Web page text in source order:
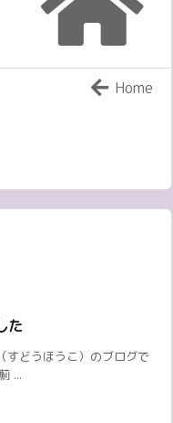
Home
た
すどうほうこ）のブログで
...